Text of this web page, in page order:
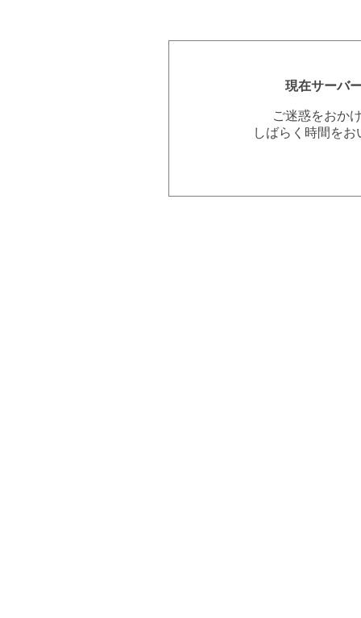
現在サーバ
ご迷惑をおか
しばらく時間を